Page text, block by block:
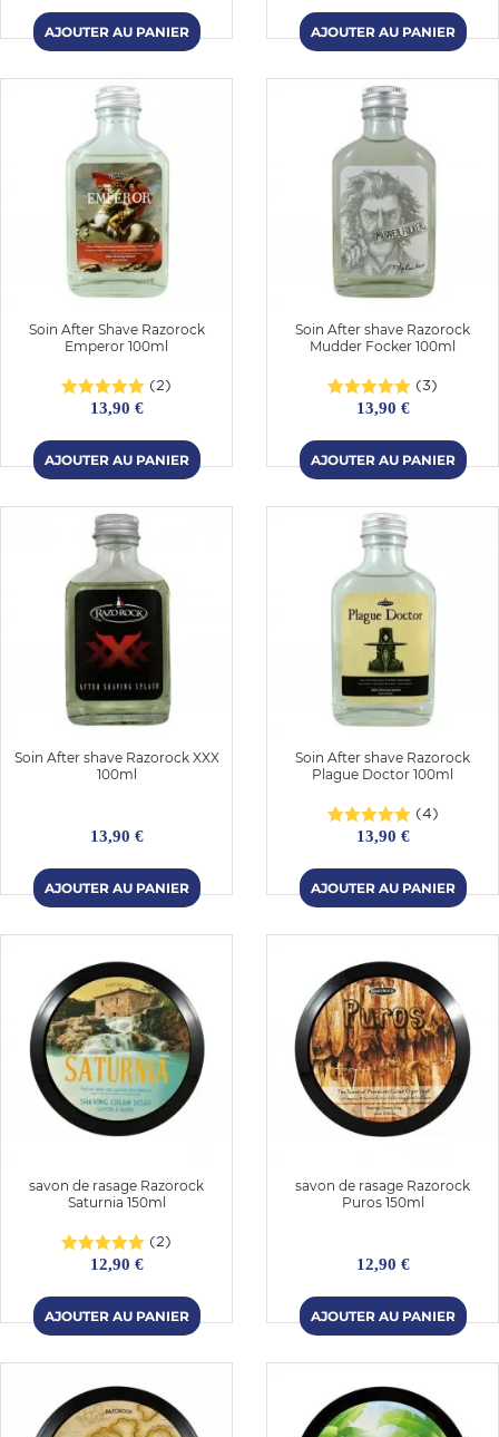
Soin After Shave Razorock
Emperor 100ml
(2)
13,90 €
Soin After shave Razorock
Mudder Focker 100ml
(3)
13,90 €
Soin After shave Razorock XXX
100ml
13,90 €
Soin After shave Razorock
Plague Doctor 100ml
(4)
13,90 €
savon de rasage Razorock
Saturnia 150ml
(2)
12,90 €
savon de rasage Razorock
Puros 150ml
12,90 €